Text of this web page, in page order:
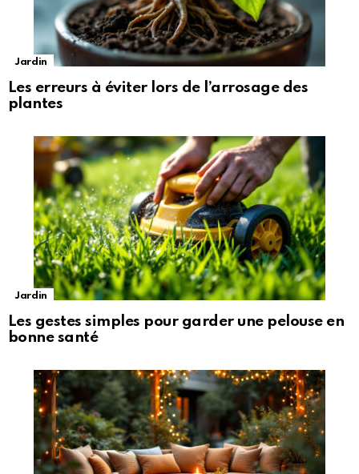
Jardin
Les erreurs à éviter lors de l’arrosage des
plantes
Jardin
Les gestes simples pour garder une pelouse en
bonne santé